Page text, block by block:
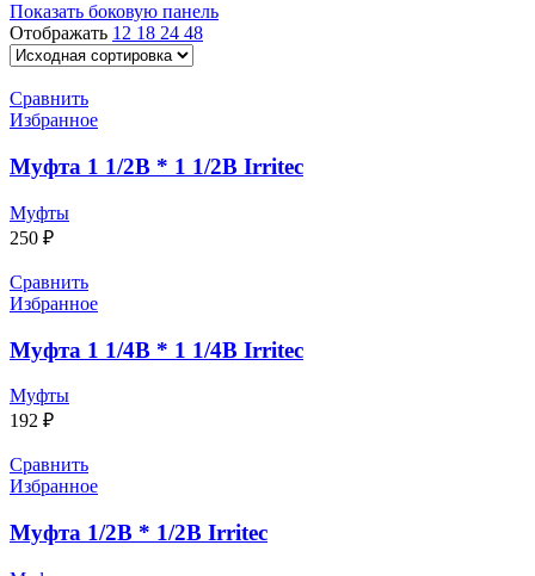
Показать боковую панель
Отображать 12 18 24 48
Сравнить
Избранное
Муфта 1 1/2В * 1 1/2В Irritec
Муфты
250 ₽
Сравнить
Избранное
Муфта 1 1/4В * 1 1/4В Irritec
Муфты
192 ₽
Сравнить
Избранное
Муфта 1/2B * 1/2B Irritec